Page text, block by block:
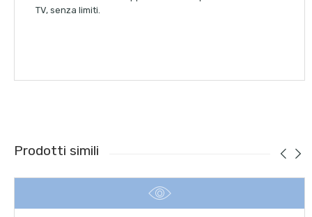
TV, senza limiti.
Prodotti simili